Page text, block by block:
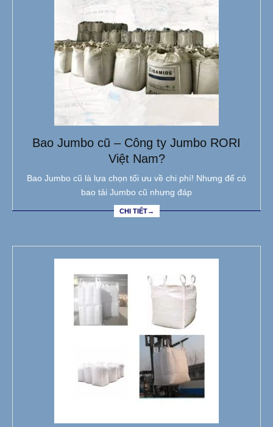
Bao Jumbo cũ – Công ty Jumbo RORI
Việt Nam?
Bao Jumbo cũ là lựa chọn tối ưu về chi phí! Nhưng để có
bao tải Jumbo cũ nhưng đáp
CHI TIẾT→